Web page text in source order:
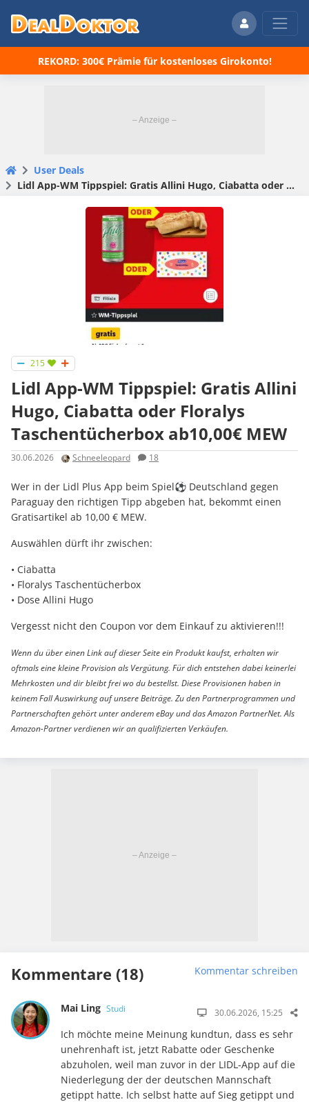
REKORD: 300€ Prämie für kostenloses Girokonto!
User Deals
Lidl App-WM Tippspiel: Gratis Allini Hugo, Ciabatta oder Floralys Taschentücherbox ab10,00€ MEW
215
Lidl App-WM Tippspiel: Gratis Allini
Hugo, Ciabatta oder Floralys
Taschentücherbox ab10,00€ MEW
30.06.2026 Schneeleopard 18
Wer in der Lidl Plus App beim Spiel⚽️ Deutschland gegen
Paraguay den richtigen Tipp abgeben hat, bekommt einen
Gratisartikel ab 10,00 € MEW.
Auswählen dürft ihr zwischen:
• Ciabatta
• Floralys Taschentücherbox
• Dose Allini Hugo
Vergesst nicht den Coupon vor dem Einkauf zu aktivieren!!!
Wenn du über einen Link auf dieser Seite ein Produkt kaufst, erhalten wir
oftmals eine kleine Provision als Vergütung. Für dich entstehen dabei keinerlei
Mehrkosten und dir bleibt frei wo du bestellst. Diese Provisionen haben in
keinem Fall Auswirkung auf unsere Beiträge. Zu den Partnerprogrammen und
Partnerschaften gehört unter anderem eBay und das Amazon PartnerNet. Als
Amazon-Partner verdienen wir an qualifizierten Verkäufen.
Kommentare (18) Kommentar schreiben
Mai Ling Studi 30.06.2026, 15:25
Ich möchte meine Meinung kundtun, dass es sehr
unehrenhaft ist, jetzt Rabatte oder Geschenke
abzuholen, weil man zuvor in der LIDL-App auf die
Niederlegung der der deutschen Mannschaft
getippt hatte. Ich selbst hatte auf Sieg getippt und